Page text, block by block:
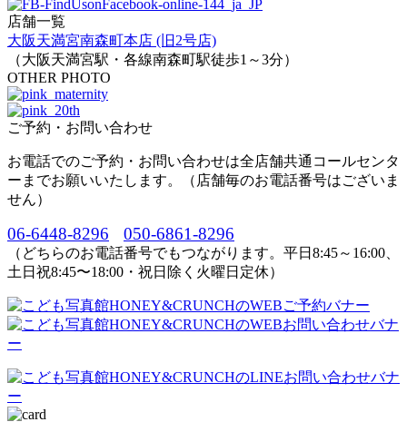
店舗一覧
大阪天満宮南森町本店 (旧2号店)
（大阪天満宮駅・各線南森町駅徒歩1～3分）
OTHER PHOTO
ご予約・お問い合わせ
お電話でのご予約・お問い合わせは全店舗共通コールセンタ
ーまでお願いいたします。（店舗毎のお電話番号はございま
せん）
06-6448-8296 050-6861-8296
（どちらのお電話番号でもつながります。平日8:45～16:00、
土日祝8:45〜18:00・祝日除く火曜日定休）